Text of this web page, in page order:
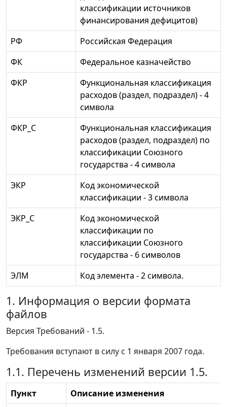
классификации источников
финансирования дефицитов)
РФ
Российская Федерация
ФК
Федеральное казначейство
ФКР
Функциональная классификация
расходов (раздел, подраздел) - 4
символа
ФКР_С
Функциональная классификация
расходов (раздел, подраздел) по
классификации Союзного
государства - 4 символа
ЭКР
Код экономической
классификации - 3 символа
ЭКР_С
Код экономической
классификации по
классификации Союзного
государства - 6 символов
ЭЛМ
Код элемента - 2 символа.
1. Информация о версии формата
файлов
Версия Требований - 1.5.
Требования вступают в силу с 1 января 2007 года.
1.1. Перечень изменений версии 1.5.
Пункт Описание изменения